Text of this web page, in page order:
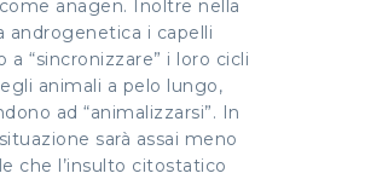
anagen. Inoltre nella
androgenetica i capelli
a “sincronizzare” i loro cicli
animali a pelo lungo,
ad “animalizzarsi”. In
sarà assai meno
che l’insulto citostatico